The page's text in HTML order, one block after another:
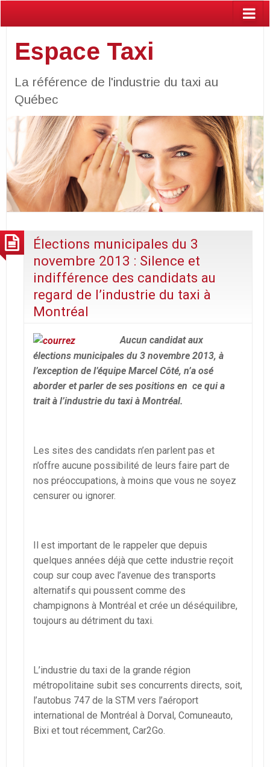
Espace Taxi
La référence de l'industrie du taxi au
Québec
Élections municipales du 3
novembre 2013 : Silence et
indifférence des candidats au
regard de l’industrie du taxi à
Montréal
Aucun candidat aux
élections municipales du 3 novembre 2013, à
l’exception de l’équipe Marcel Côté, n’a osé
aborder et parler de ses positions en ce qui a
trait à l’industrie du taxi à Montréal.
Les sites des candidats n’en parlent pas et
n’offre aucune possibilité de leurs faire part de
nos préoccupations, à moins que vous ne soyez
censurer ou ignorer.
Il est important de le rappeler que depuis
quelques années déjà que cette industrie reçoit
coup sur coup avec l’avenue des transports
alternatifs qui poussent comme des
champignons à Montréal et crée un déséquilibre,
toujours au détriment du taxi.
L’industrie du taxi de la grande région
métropolitaine subit ses concurrents directs, soit,
l’autobus 747 de la STM vers l’aéroport
international de Montréal à Dorval, Comuneauto,
Bixi et tout récemment, Car2Go.